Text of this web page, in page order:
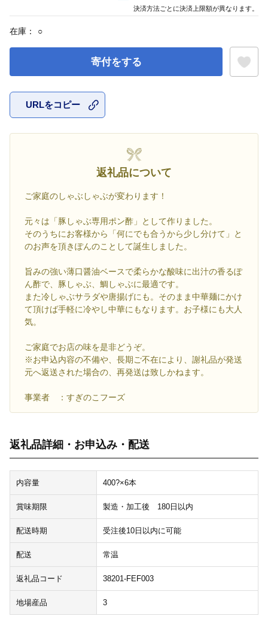
在庫： ○
寄付をする
URLをコピー
返礼品について
ご家庭のしゃぶしゃぶが変わります！
元々は「豚しゃぶ専用ポン酢」として作りました。
そのうちにお客様から「何にでも合うから少し分けて」と
のお声を頂きぽんのことして誕生しました。
旨みの強い薄口醤油ベースで柔らかな酸味に出汁の香るぽ
ん酢で、豚しゃぶ、鯛しゃぶに最適です。
また冷しゃぶサラダや唐揚げにも。そのまま中華麺にかけ
て頂けば手軽に冷やし中華にもなります。お子様にも大人
気。
ご家庭でお店の味を是非どうぞ。
※お申込内容の不備や、長期ご不在により、謝礼品が発送
元へ返送された場合の、再発送は致しかねます。
事業者 ：すぎのこフーズ
返礼品詳細・お申込み・配送
内容量 400?×6本
賞味期限 製造・加工後 180日以内
配送時期 受注後10日以内に可能
配送 常温
返礼品コード 38201-FEF003
地場産品 3
決済方法ごとに決済上限額が異なります。